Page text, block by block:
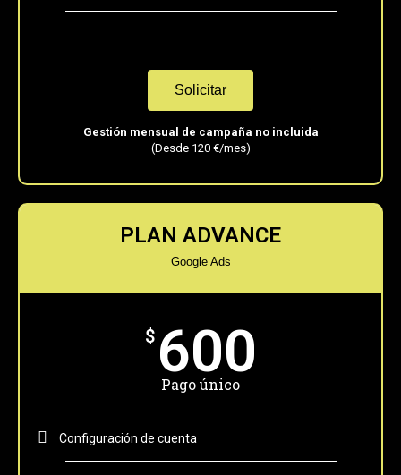
Solicitar
Gestión mensual de campaña no incluida
(Desde 120 €/mes)
PLAN ADVANCE
Google Ads
$ 600
Pago único
Configuración de cuenta